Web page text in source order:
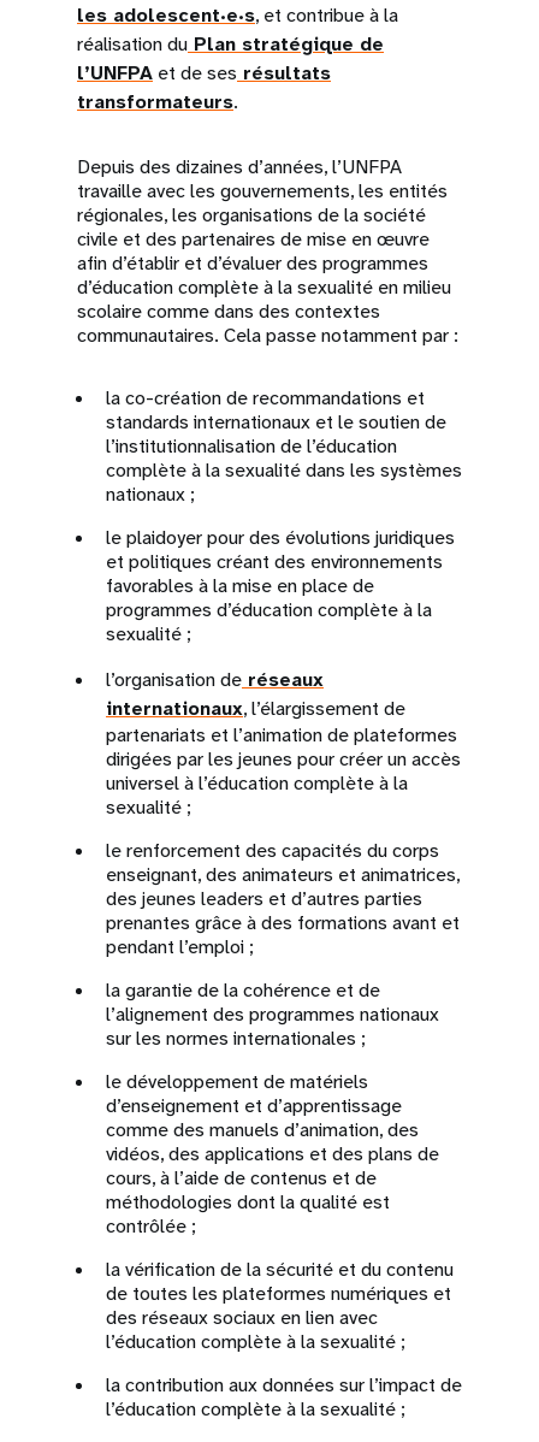
les adolescent·e·s, et contribue à la
réalisation du Plan stratégique de
l’UNFPA et de ses résultats
transformateurs.
Depuis des dizaines d’années, l’UNFPA
travaille avec les gouvernements, les entités
régionales, les organisations de la société
civile et des partenaires de mise en œuvre
afin d’établir et d’évaluer des programmes
d’éducation complète à la sexualité en milieu
scolaire comme dans des contextes
communautaires. Cela passe notamment par :
la co-création de recommandations et
standards internationaux et le soutien de
l’institutionnalisation de l’éducation
complète à la sexualité dans les systèmes
nationaux ;
le plaidoyer pour des évolutions juridiques
et politiques créant des environnements
favorables à la mise en place de
programmes d’éducation complète à la
sexualité ;
l’organisation de réseaux
internationaux, l’élargissement de
partenariats et l’animation de plateformes
dirigées par les jeunes pour créer un accès
universel à l’éducation complète à la
sexualité ;
le renforcement des capacités du corps
enseignant, des animateurs et animatrices,
des jeunes leaders et d’autres parties
prenantes grâce à des formations avant et
pendant l’emploi ;
la garantie de la cohérence et de
l’alignement des programmes nationaux
sur les normes internationales ;
le développement de matériels
d’enseignement et d’apprentissage
comme des manuels d’animation, des
vidéos, des applications et des plans de
cours, à l’aide de contenus et de
méthodologies dont la qualité est
contrôlée ;
la vérification de la sécurité et du contenu
de toutes les plateformes numériques et
des réseaux sociaux en lien avec
l’éducation complète à la sexualité ;
la contribution aux données sur l’impact de
l’éducation complète à la sexualité ;